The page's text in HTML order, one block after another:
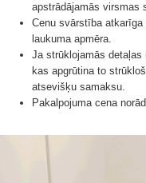
apstrādājamās virsmas
Cenu svārstība
laukuma apmēra.
Ja strūklojamās
kas apgrūtina to
atsevišķu samaksu.
Pakalpojuma cena